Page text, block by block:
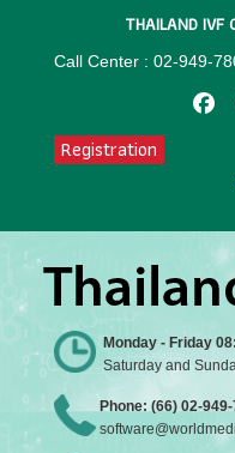
THAILAND
Call Center : 02-949-
Registration
Monday - Friday
Saturday and
Phone: (66) 02-